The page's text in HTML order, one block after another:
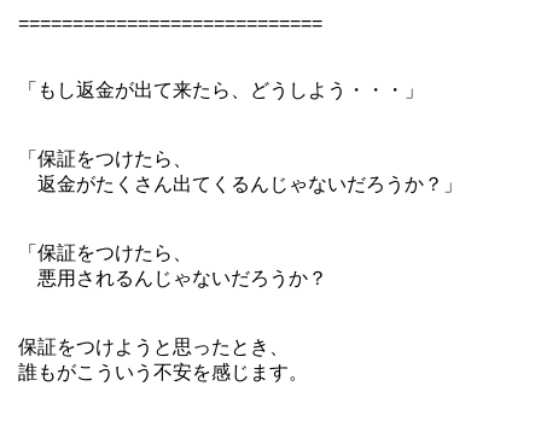
============================
「もし返金が出て来たら、どうしよう・・・」
「保証をつけたら、
返金がたくさん出てくるんじゃないだろうか？」
「保証をつけたら、
悪用されるんじゃないだろうか？
保証をつけようと思ったとき、
誰もがこういう不安を感じます。